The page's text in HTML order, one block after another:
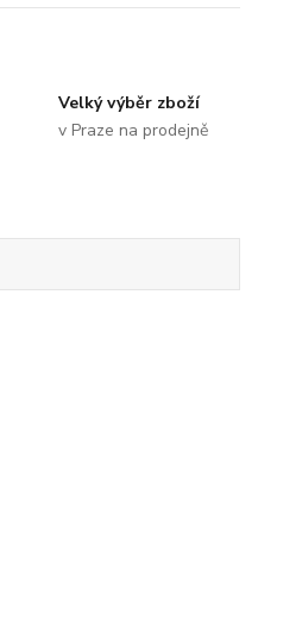
Velký výběr zboží
v Praze na prodejně